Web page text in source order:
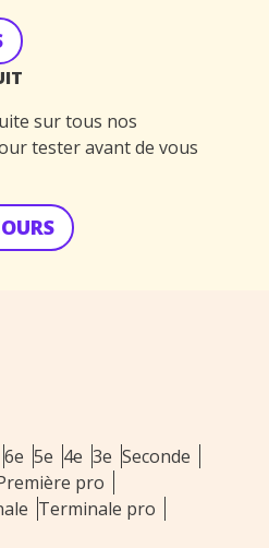
sur tous nos
tester avant de vous
6e 5e 4e 3e Seconde
pro
Terminale pro